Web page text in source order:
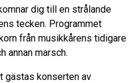
dig till en strålande
tecken. Programmet
från musikkårens tidigare
annan marsch.
gästas konserten av